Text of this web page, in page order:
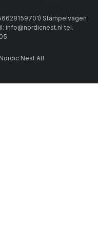
Stämpelvägen
info@nordicnest.nl tel.
Nest AB